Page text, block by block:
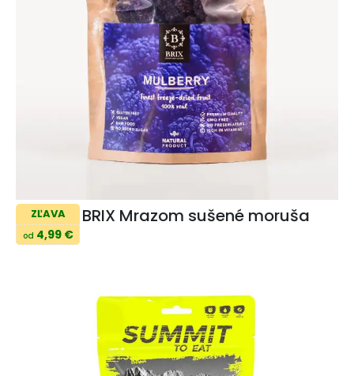
ZĽAVA
od 4,99 €
BRIX Mrazom sušené moruša